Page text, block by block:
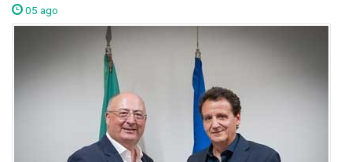
05 ago